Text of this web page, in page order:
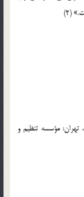
(2)
تهران: مؤسسه تنظیم و